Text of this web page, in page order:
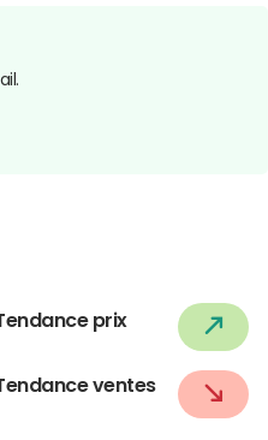
prix
ventes